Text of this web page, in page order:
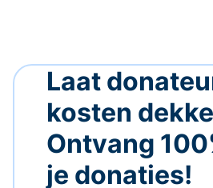
Laat
kosten
Ontvang
je donaties!